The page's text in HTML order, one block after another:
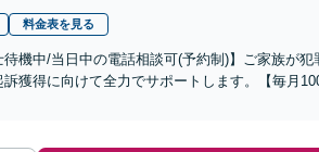
料金表を見る
待機中/当日中の電話相談可(予約制)】ご家族が
獲得に向けて全力でサポートします。【毎月